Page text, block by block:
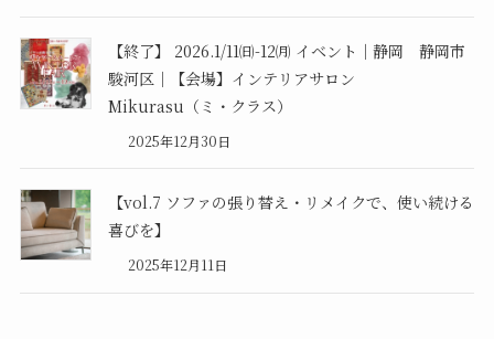
【終了】 2026.1/11㈰-12㈪ イベント｜静岡 静岡市
駿河区｜【会場】インテリアサロン
Mikurasu（ミ・クラス）
2025年12月30日
【vol.7 ソファの張り替え・リメイクで、使い続ける
喜びを】
2025年12月11日